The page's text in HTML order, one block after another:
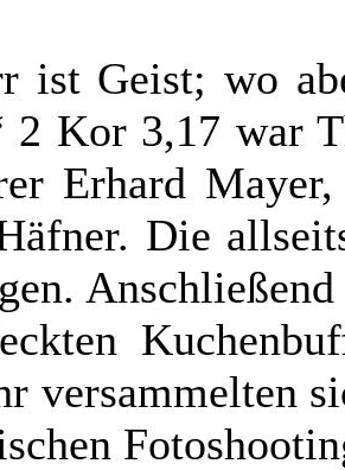
ist Geist; wo
2 Kor 3,17 war
Erhard
Die
versammelten